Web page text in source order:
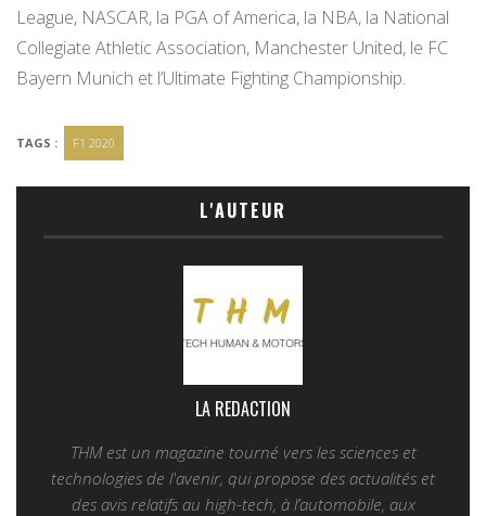
League, NASCAR, la PGA of America, la NBA, la National
Collegiate Athletic Association, Manchester United, le FC
Bayern Munich et l’Ultimate Fighting Championship.
TAGS : F1 2020
L'AUTEUR
LA REDACTION
THM est un magazine tourné vers les sciences et
technologies de l'avenir, qui propose des actualités et
des avis relatifs au high-tech, à l’automobile, aux